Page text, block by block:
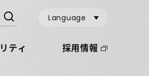
ティ 採用情報
Language